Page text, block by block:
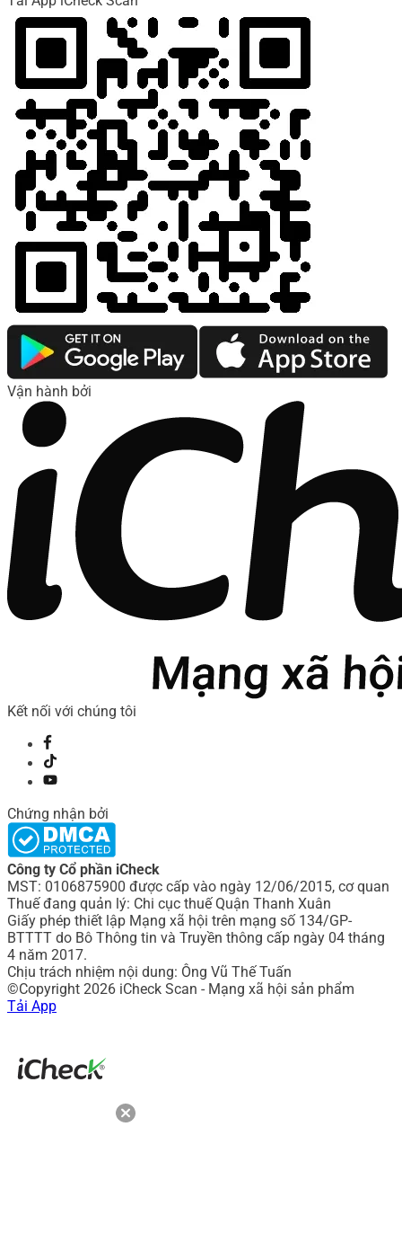
Vận hành bởi
Kết nối với chúng tôi
Chứng nhận bởi
Công ty Cổ phần iCheck
MST: 0106875900 được cấp vào ngày 12/06/2015, cơ quan
Thuế đang quản lý: Chi cục thuế Quận Thanh Xuân
Giấy phép thiết lập Mạng xã hội trên mạng số 134/GP-
BTTTT do Bô Thông tin và Truyền thông cấp ngày 04 tháng
4 năm 2017.
Chịu trách nhiệm nội dung: Ông Vũ Thế Tuấn
©Copyright 2026 iCheck Scan - Mạng xã hội sản phẩm
Tải App